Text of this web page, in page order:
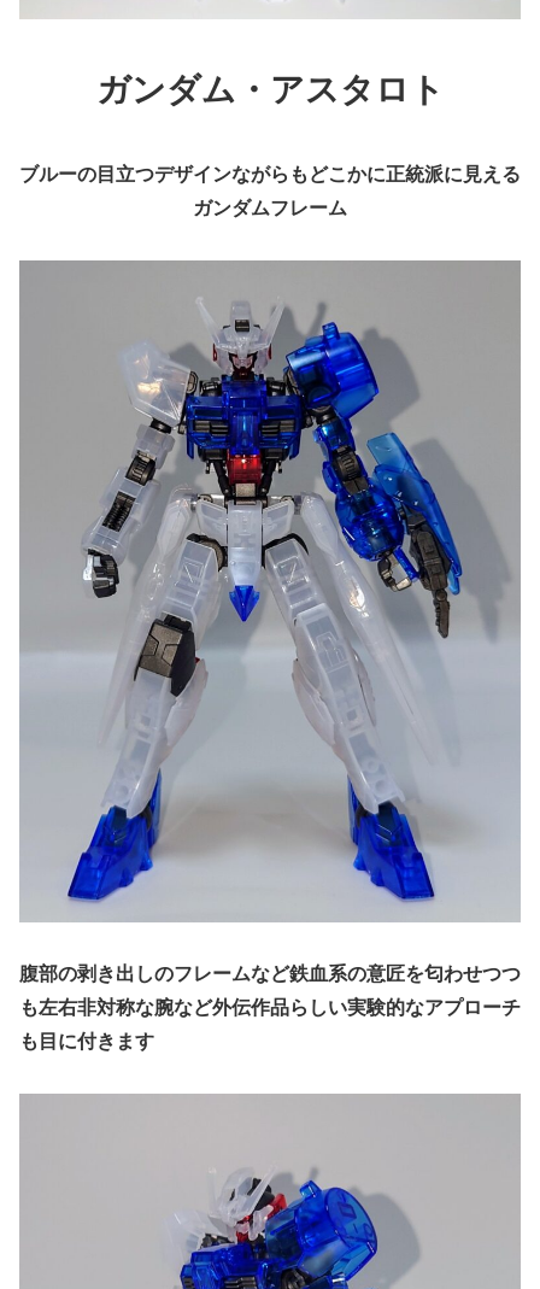
ガンダム・アスタロト
ブルーの目立つデザインながらもどこかに正統派に見える
ガンダムフレーム
腹部の剥き出しのフレームなど鉄血系の意匠を匂わせつつ
も左右非対称な腕など外伝作品らしい実験的なアプローチ
も目に付きます